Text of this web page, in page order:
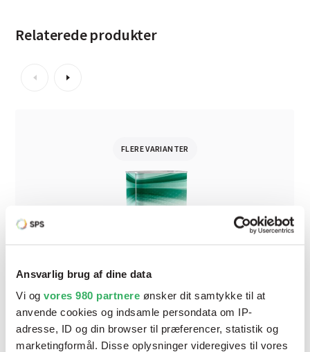
Ansvarlig brug af dine data
Vi og vores 980 partnere ønsker dit samtykke til at
anvende cookies og indsamle persondata om IP-
adresse, ID og din browser til præferencer, statistik og
marketingformål. Disse oplysninger videregives til vores
Relaterede produkter
FLERE VARIANTER